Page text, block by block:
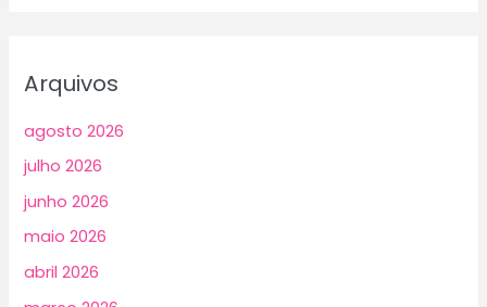
Arquivos
agosto 2026
julho 2026
junho 2026
maio 2026
abril 2026